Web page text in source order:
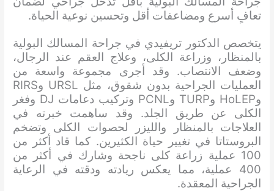
تعافٍ أسرع ومضاعفات أقل وتحسين نوعية الحياة.
يتخصص الدكتور تريفيدي في جراحة المسالك البولية
بالمنظار، وزراعة الكلى، وعلاج العقم عند الرجال،
وضعف الانتصاب. وقد أجرى مجموعة واسعة من
العمليات الجراحية بدون شقوق، مثل URSL وRIRS
وHoLEP وTURP وPCNL وتركيب دعامات DJ وفغر
الكلى عن طريق الجلد. وقد ساهمت خبرته في
العلاجات بالمنظار والليزر لحصوات الكلى وتضخم
البروستاتا في تغيير حياة الكثيرين. كما قاد أكثر من
100 عملية زراعة كلى ناجحة وشارك في أكثر من
400 عملية، مما يعكس ريادته ودقته في الرعاية
الجراحية المعقدة.